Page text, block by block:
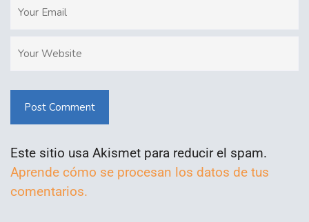
Post Comment
Este sitio usa Akismet para reducir el spam.
Aprende cómo se procesan los datos de tus
comentarios.